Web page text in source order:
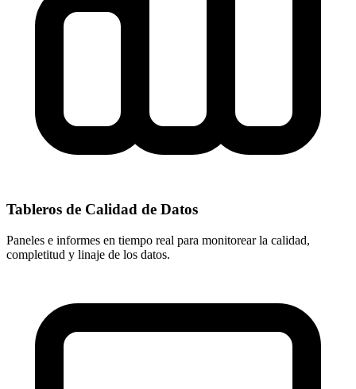
Tableros de Calidad de Datos
Paneles e informes en tiempo real para monitorear la calidad,
completitud y linaje de los datos.